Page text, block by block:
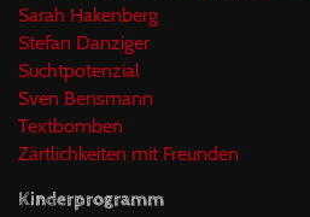
Sarah Hakenberg
Stefan Danziger
Suchtpotenzial
Sven Bensmann
Textbomben
Zärtlichkeiten mit Freunden
Kinderprogramm